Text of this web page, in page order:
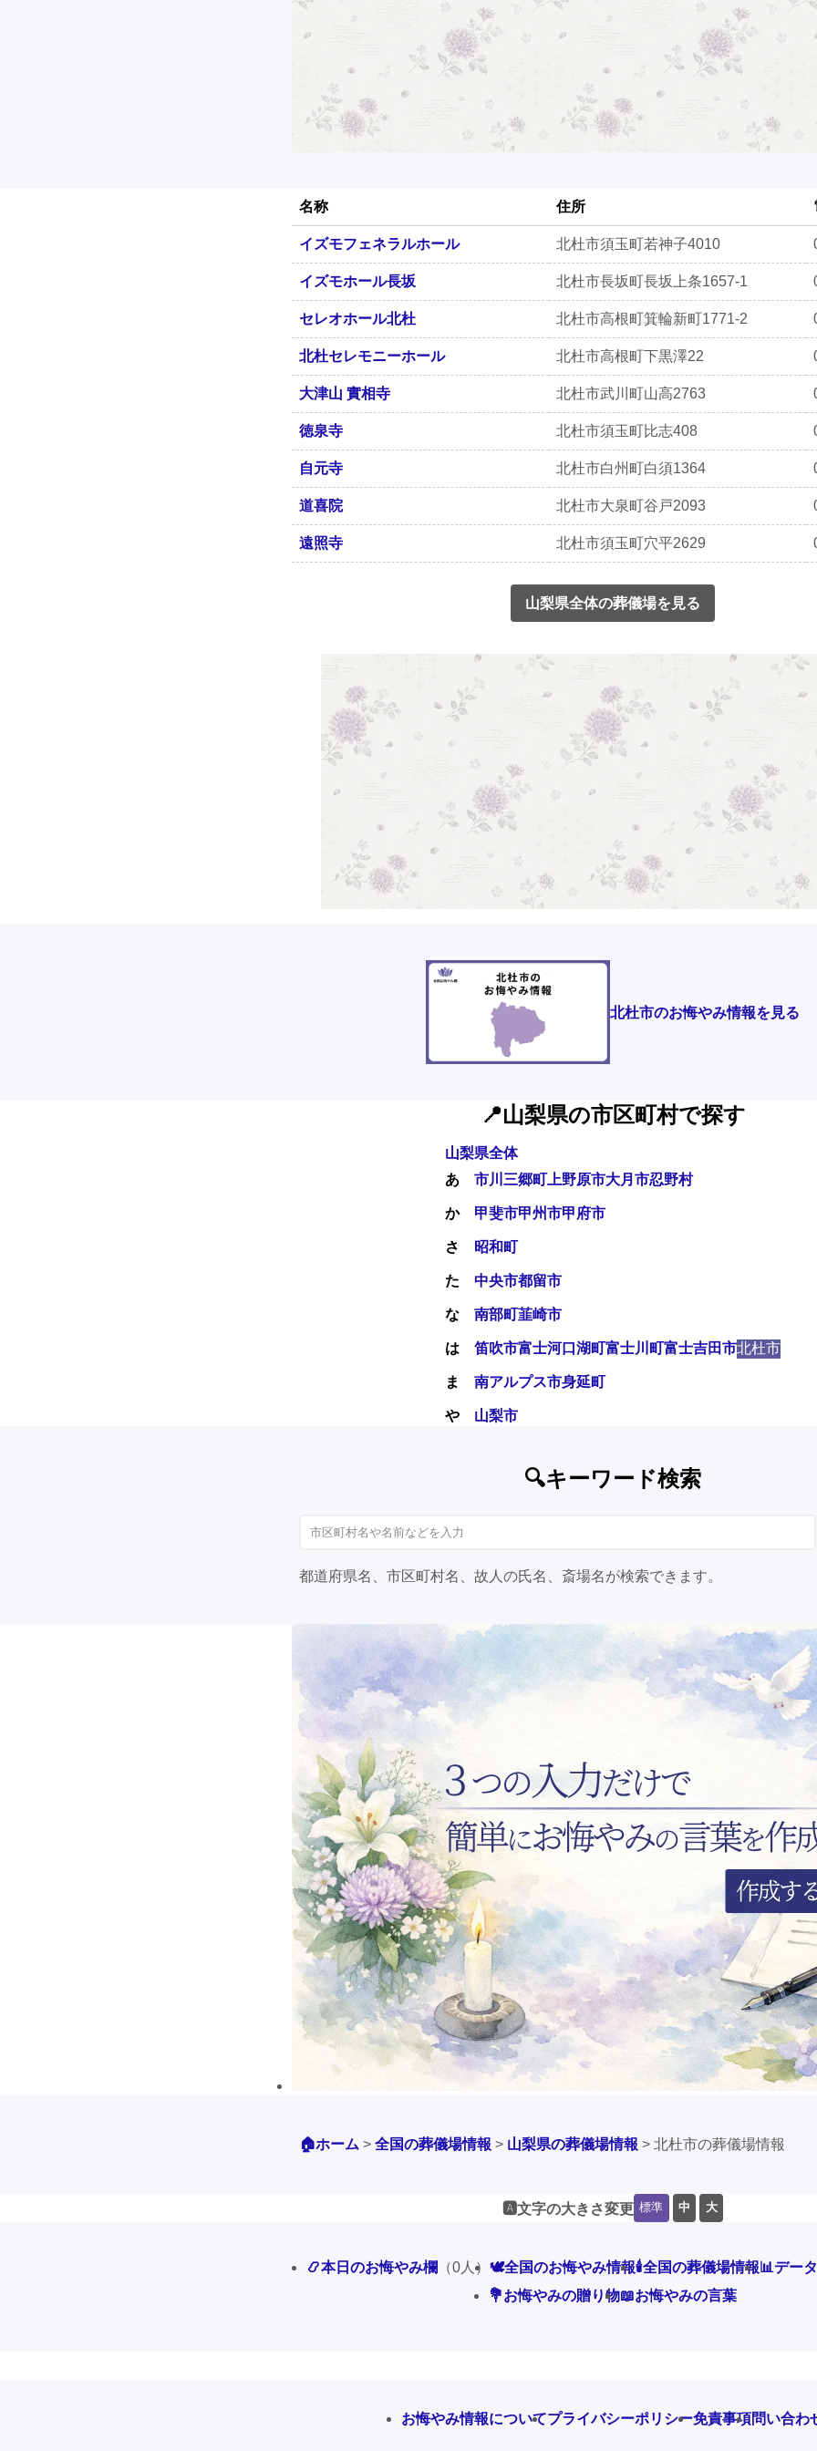
名称 住所
イズモフェネラルホール 北杜市須玉町若神子4010
イズモホール長坂 北杜市長坂町長坂上条1657-1
セレオホール北杜 北杜市高根町箕輪新町1771-2
北杜セレモニーホール 北杜市高根町下黒澤22
大津山 實相寺 北杜市武川町山高2763
徳泉寺 北杜市須玉町比志408
自元寺 北杜市白州町白須1364
道喜院 北杜市大泉町谷戸2093
遠照寺 北杜市須玉町穴平2629
山梨県全体の葬儀場を見る
北杜市のお悔やみ情報を見る
📍山梨県の市区町村で探す
山梨県全体
あ
市川三郷町上野原市大月市忍野村
か 甲斐市甲州市甲府市
さ 昭和町
た 中央市都留市
な 南部町韮崎市
は 笛吹市富士河口湖町富士川町富士吉田市北杜市
ま 南アルプス市身延町
や 山梨市
🔍キーワード検索
都道府県名、市区町村名、故人の氏名、斎場名が検索できます。
🏠ホーム > 全国の葬儀場情報 > 山梨県の葬儀場情報 > 北杜市の葬儀場情報
🅰️文字の大きさ変更 標準 中 大
📿本日のお悔やみ欄 （0人） 🕊️全国のお悔やみ情報🕯️全国の葬儀場情報📊デー
💐お悔やみの贈り物📖お悔やみの言葉
お悔やみ情報についてプライバシーポリシー免責事項問い合わ